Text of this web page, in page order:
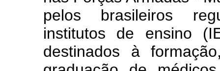
pelos brasileiros
institutos de ensino
destinados à